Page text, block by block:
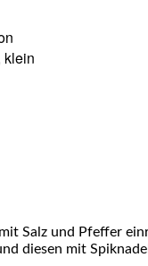
klein
Salz und Pfef­fer
die­sen mit